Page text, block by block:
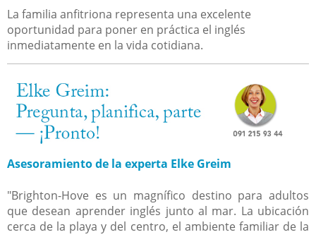
La familia anfitriona representa una excelente
oportunidad para poner en práctica el inglés
inmediatamente en la vida cotidiana.
Asesoramiento de la experta Elke Greim
"Brighton-Hove es un magnífico destino para adultos
que desean aprender inglés junto al mar. La ubicación
cerca de la playa y del centro, el ambiente familiar de la